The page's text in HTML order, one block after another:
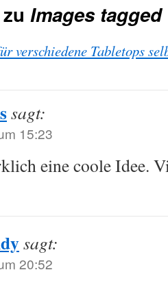
Images
verschiedene Tabletops
sagt:
15:23
eine coole Idee.
sagt:
20:52